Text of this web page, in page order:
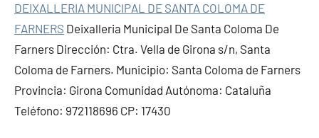
DEIXALLERIA MUNICIPAL DE SANTA COLOMA DE
FARNERS Deixalleria Municipal De Santa Coloma De
Farners Dirección: Ctra. Vella de Girona s/n, Santa
Coloma de Farners. Municipio: Santa Coloma de Farners
Provincia: Girona Comunidad Autónoma: Cataluña
Teléfono: 972118696 CP: 17430